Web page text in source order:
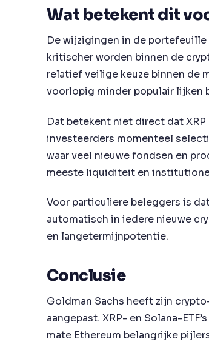
Wat betekent dit
De wijzigingen in de
kritischer worden binnen de
relatief veilige keuze binnen de
voorlopig minder populair
Dat betekent niet direct dat
investeerders momenteel
waar veel nieuwe fondsen en
meeste liquiditeit en
Voor particuliere beleggers is
automatisch in iedere nieuwe
en langetermijnpotentie.
Conclusie
Goldman Sachs heeft zijn
aangepast. XRP- en Solana-
mate Ethereum belangrijke